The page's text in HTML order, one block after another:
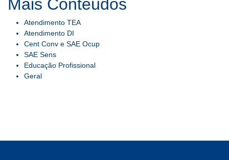
Mais Conteúdos
Atendimento TEA
Atendimento DI
Cent Conv e SAE Ocup
SAE Sens
Educação Profissional
Geral